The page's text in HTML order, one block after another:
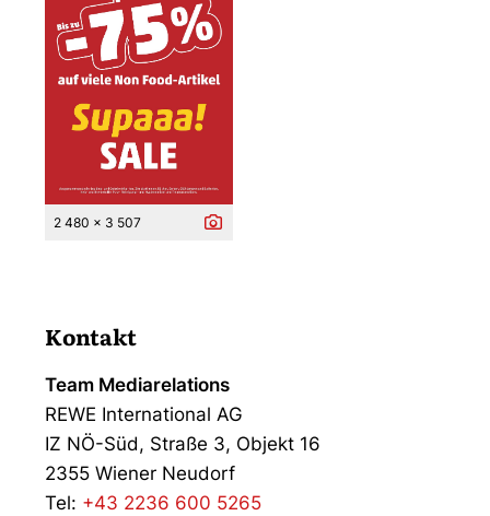
2 480 x 3 507
Kontakt
Team Mediarelations
REWE International AG
IZ NÖ-Süd, Straße 3, Objekt 16
2355 Wiener Neudorf
Tel: +43 2236 600 5265